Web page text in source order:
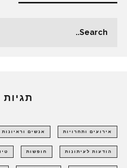
תגיות
אירועים ותחרויות אנשים וראיונות
הודעות לעיתונות חופשות